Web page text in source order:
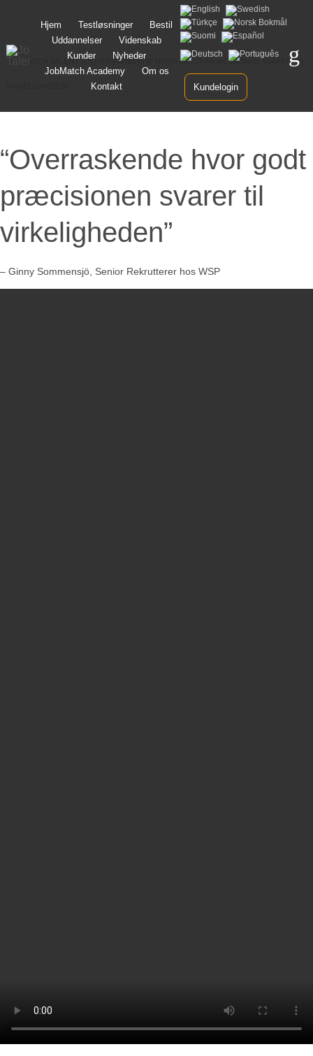
Spring
indhold
Hjem Testløsninger
Bestil
Uddannelser
Videnskab
Kunder
Nyheder
JobMatch Academy
Om os
Kontakt
Kundelogin
JOBMATCH TALENT>“OVERRASKENDE HVOR GODT PRÆCISIONEN SVARER TIL
“Overraskende hvor godt
præcisionen svarer til
virkeligheden”
– Ginny Sommensjö, Senior Rekrutterer hos WSP